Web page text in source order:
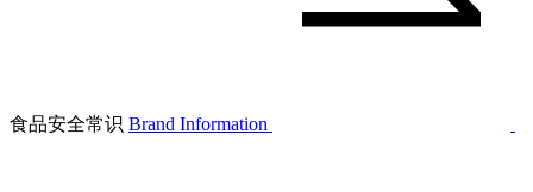
食品安全常识 Brand Information